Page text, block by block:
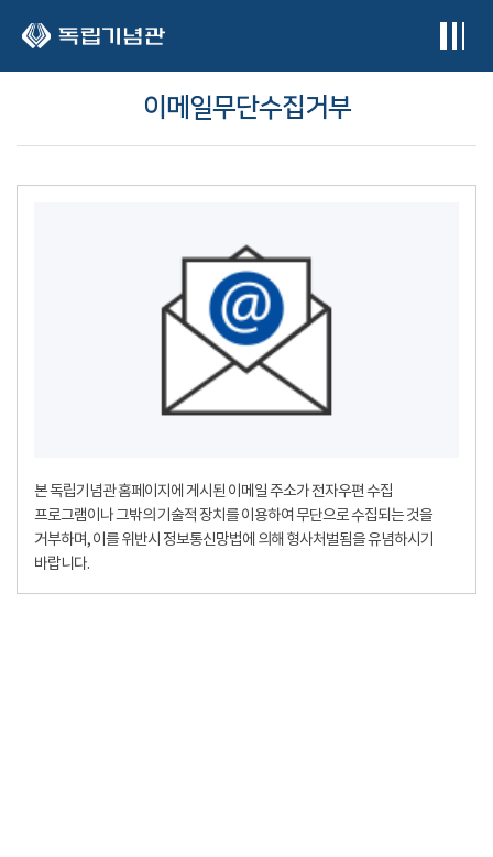
이메일무단수집거부
본 독립기념관 홈페이지에 게시된 이메일 주소가 전자우편 수집
프로그램이나 그밖의 기술적 장치를 이용하여 무단으로 수집되는 것을
거부하며, 이를 위반시 정보통신망법에 의해 형사처벌됨을 유념하시기
바랍니다.